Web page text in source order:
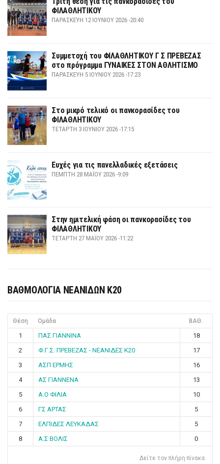
ΦΙΛΑΘΛΗΤΙΚΟΥ
ΠΑΡΑΣΚΕΥΉ 12 ΙΟΥΝΊΟΥ 2026 -20:40
Συμμετοχή του ΦΙΛΑΘΛΗΤΙΚΟΥ Γ Σ ΠΡΕΒΕΖΑΣ
στο πρόγραμμα ΓΥΝΑΙΚΕΣ ΣΤΟΝ ΑΘΛΗΤΙΣΜΟ
ΠΑΡΑΣΚΕΥΉ 5 ΙΟΥΝΊΟΥ 2026 -17:23
Στο μικρό τελικό οι πανκορασίδες του
ΦΙΛΑΘΛΗΤΙΚΟΥ
ΤΕΤΆΡΤΗ 3 ΙΟΥΝΊΟΥ 2026 -17:15
Ευχές για τις πανελλαδικές εξετάσεις
ΠΈΜΠΤΗ 28 ΜΑΪ́ΟΥ 2026 -9:09
Στην ημιτελική φάση οι πανκορασίδες του
ΦΙΛΑΘΛΗΤΙΚΟΥ
ΤΕΤΆΡΤΗ 27 ΜΑΪ́ΟΥ 2026 -11:22
ΒΑΘΜΟΛΟΓΙΑ ΝΕΑΝΙΔΩΝ Κ20
Θέση Ομάδα ΒΑΘ.
1 ΠΑΣ ΓΙΑΝΝΙΝΑ
18
2
Φ.Γ.Σ. ΠΡΕΒΕΖΑΣ - ΝΕΑΝΙΔΕΣ Κ20
17
3
ΑΣΠ ΕΡΜΗΣ
16
4
ΑΣ ΓΙΑΝΝΕΝΑ
13
5
Α.Ο ΦΙΛΙΑ
10
6
ΓΣ ΑΡΤΑΣ
5
7
ΕΛΠΙΔΕΣ ΛΕΥΚΑΔΑΣ
5
8
Α.Σ ΒΟΛΙΣ 0
Δείτε τον πλήρη πίνακα